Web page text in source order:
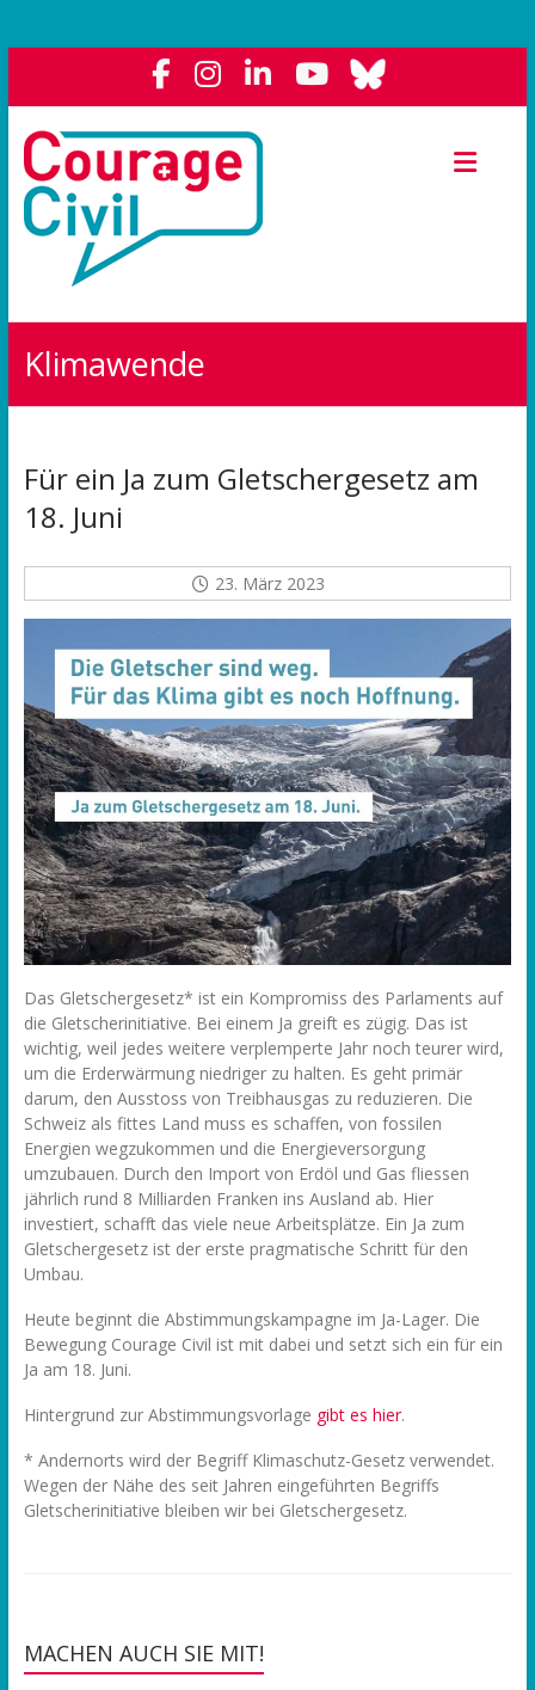
Courage
Civil
Weil
Demokratie
Klimawende
Für ein Ja zum Gletschergesetz am
18. Juni
23. März 2023
Das Gletschergesetz* ist ein Kompromiss des Parlaments auf
die Gletscherinitiative. Bei einem Ja greift es zügig. Das ist
wichtig, weil jedes weitere verplemperte Jahr noch teurer wird,
um die Erderwärmung niedriger zu halten. Es geht primär
darum, den Ausstoss von Treibhausgas zu reduzieren. Die
Schweiz als fittes Land muss es schaffen, von fossilen
Energien wegzukommen und die Energieversorgung
umzubauen. Durch den Import von Erdöl und Gas fliessen
jährlich rund 8 Milliarden Franken ins Ausland ab. Hier
investiert, schafft das viele neue Arbeitsplätze. Ein Ja zum
Gletschergesetz ist der erste pragmatische Schritt für den
Umbau.
Heute beginnt die Abstimmungskampagne im Ja-Lager. Die
Bewegung Courage Civil ist mit dabei und setzt sich ein für ein
Ja am 18. Juni.
Hintergrund zur Abstimmungsvorlage gibt es hier.
* Andernorts wird der Begriff Klimaschutz-Gesetz verwendet.
Wegen der Nähe des seit Jahren eingeführten Begriffs
Gletscherinitiative bleiben wir bei Gletschergesetz.
MACHEN AUCH SIE MIT!